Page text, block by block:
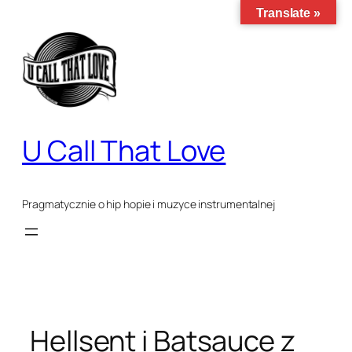
treści
U Call That Love
Pragmatycznie o hip hopie i muzyce instrumentalnej
Hellsent i Batsauce z
Translate »